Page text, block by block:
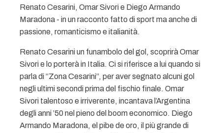
Renato Cesarini, Omar Sivori e Diego Armando
Maradona - in un racconto fatto di sport ma anche di
passione, romanticismo e italianità.
Renato Cesarini un funambolo del gol, scoprirà Omar
Sivori e lo porterà in Italia. Ci si riferisce a lui quando si
parla di “Zona Cesarini”, per aver segnato alcuni gol
negli ultimi secondi prima del fischio finale. Omar
Sivori talentoso e irriverente, incantava l’Argentina
degli anni ’50 nel pieno del boom economico. Diego
Armando Maradona, el pibe de oro, il più grande di